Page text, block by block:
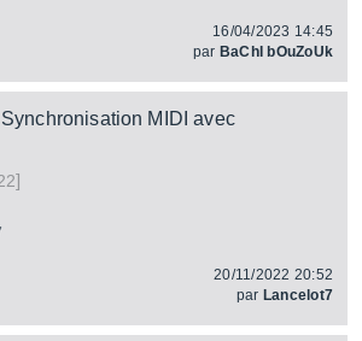
16/04/2023 14:45
par BaChI bOuZoUk
MIDI avec
]
20/11/2022 20:52
par Lancelot7